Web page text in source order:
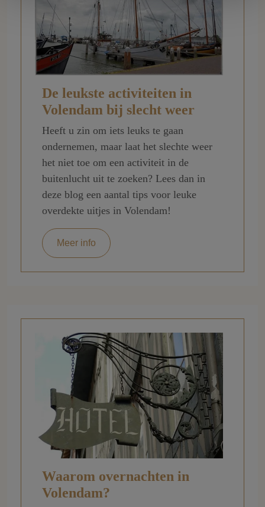
De leukste activiteiten in
Volendam bij slecht weer
Heeft u zin om iets leuks te gaan
ondernemen, maar laat het slechte weer
het niet toe om een activiteit in de
buitenlucht uit te zoeken? Lees dan in
deze blog een aantal tips voor leuke
overdekte uitjes in Volendam!
Meer info
Waarom overnachten in
Volendam?